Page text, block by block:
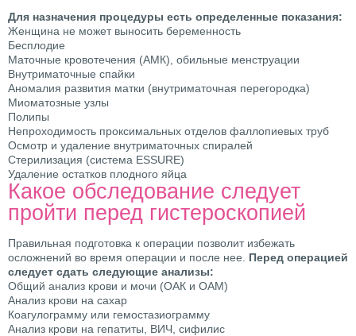
Для назначения процедуры есть определенные показания:
Женщина не может выносить беременность
Бесплодие
Маточные кровотечения (АМК), обильные менструации
Внутриматочные спайки
Аномалия развития матки (внутриматочная перегородка)
Миоматозные узлы
Полипы
Непроходимость проксимальных отделов фаллопиевых труб
Осмотр и удаление внутриматочных спиралей
Стерилизация (система ESSURE)
Удаление остатков плодного яйца
Какое обследование следует
пройти перед гистероскопией
Правильная подготовка к операции позволит избежать
осложнений во время операции и после нее. Перед операцией
следует сдать следующие анализы:
Общий анализ крови и мочи (ОАК и ОАМ)
Анализ крови на сахар
Коагулограмму или гемостазиограмму
Анализ крови на гепатиты, ВИЧ, сифилис